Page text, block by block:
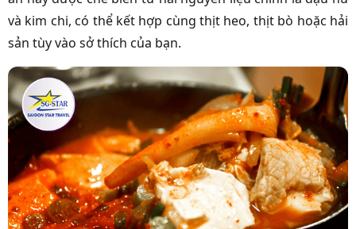
và kim chi, có thể kết hợp cùng thịt heo, thịt bò hoặc hải
sản tùy vào sở thích của bạn.